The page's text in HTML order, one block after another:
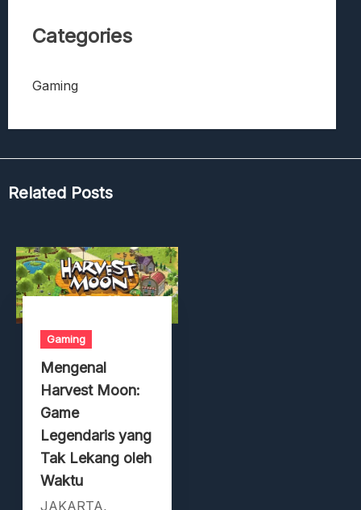
Categories
Gaming
Related Posts
Gaming
Mengenal
Harvest Moon:
Game
Legendaris yang
Tak Lekang oleh
Waktu
JAKARTA,